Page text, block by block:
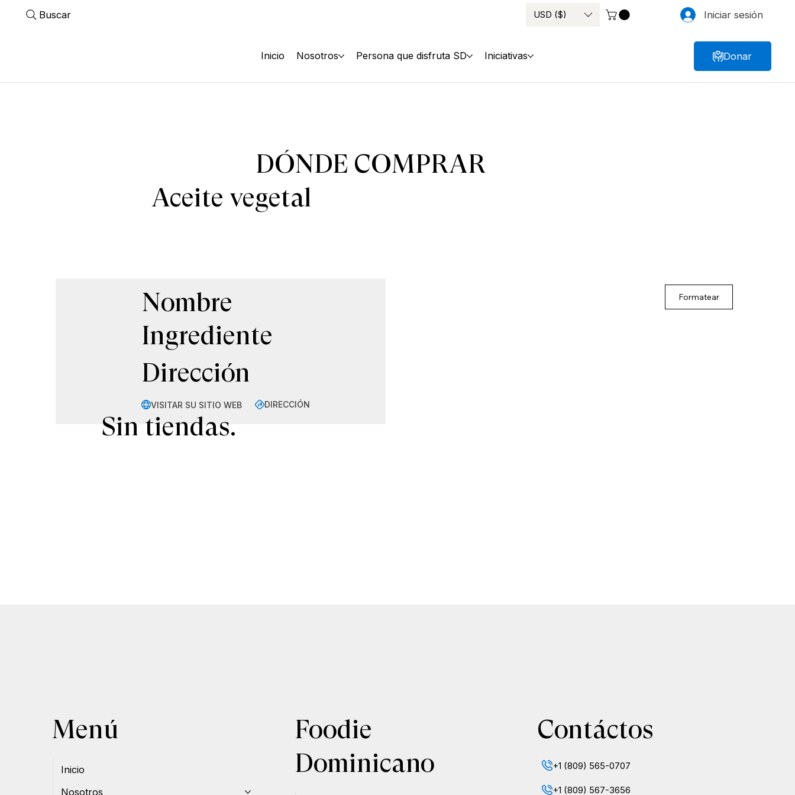
Buscar USD ($) Iniciar sesión
Inicio Nosotros Persona que disfruta SD Iniciativas Donar
DÓNDE COMPRAR
Aceite vegetal
Nombre
Ingrediente
Dirección
VISITAR SU SITIO WEB DIRECCIÓN
Sin tiendas.
Formatear
Menú
Inicio
Nosotros
Foodie
Dominicano
Contáctos
+1 (809) 565-0707
+1 (809) 567-3656